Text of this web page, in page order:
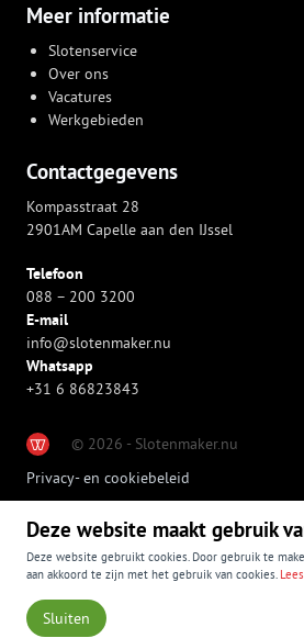
Meer informatie
Slotenservice
Over ons
Vacatures
Werkgebieden
Contactgegevens
Kompasstraat 28
2901AM Capelle aan den IJssel
Telefoon
088 – 200 3200
E-mail
info@slotenmaker.nu
Whatsapp
+31 6 86823843
© 2026 - Slotenmaker.nu
Privacy- en cookiebeleid
Deze website maakt gebruik
Deze website gebruikt cookies. Door gebruik te
aan akkoord te zijn met het gebruik van cookies.
Sluiten